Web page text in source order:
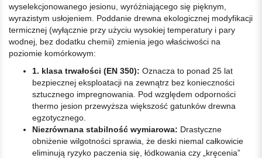
wyselekcjonowanego jesionu, wyróżniającego się pięknym,
wyrazistym usłojeniem. Poddanie drewna ekologicznej modyfikacji
termicznej (wyłącznie przy użyciu wysokiej temperatury i pary
wodnej, bez dodatku chemii) zmienia jego właściwości na
poziomie komórkowym:
1. klasa trwałości (EN 350): Oznacza to ponad 25 lat
bezpiecznej eksploatacji na zewnątrz bez konieczności
sztucznego impregnowania. Pod względem odporności
thermo jesion przewyższa większość gatunków drewna
egzotycznego.
Niezrównana stabilność wymiarowa: Drastyczne
obniżenie wilgotności sprawia, że deski niemal całkowicie
eliminują ryzyko paczenia się, łódkowania czy „kręcenia”